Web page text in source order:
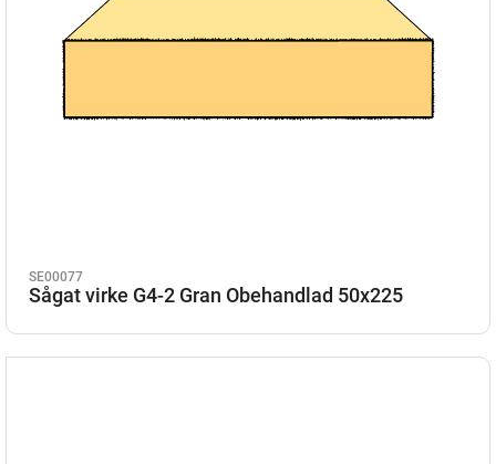
SE00077
Sågat virke G4-2 Gran Obehandlad 50x225